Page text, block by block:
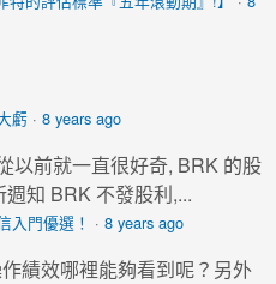
虧 · 8 years ago
以前就一直很好奇, BRK 的股
知 BRK 不發股利,...
入門優選！ · 8 years ago
績效哪裡能夠看到呢？另外